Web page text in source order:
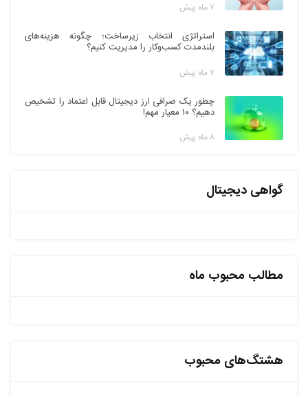
۷ ماه پیش
استراتژی انتخاب زیرساخت؛ چگونه هزینه‌های
بلندمدت کسب‌وکار را مدیریت کنیم؟
۷ ماه پیش
چطور یک صرافی ارز دیجیتال قابل اعتماد را تشخیص
دهیم؟ ۱۰ معیار مهم!
۸ ماه پیش
گواهی دیجیتال
مطالب محبوب ماه
هشتگ‌های محبوب